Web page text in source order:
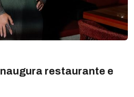
restaurante e